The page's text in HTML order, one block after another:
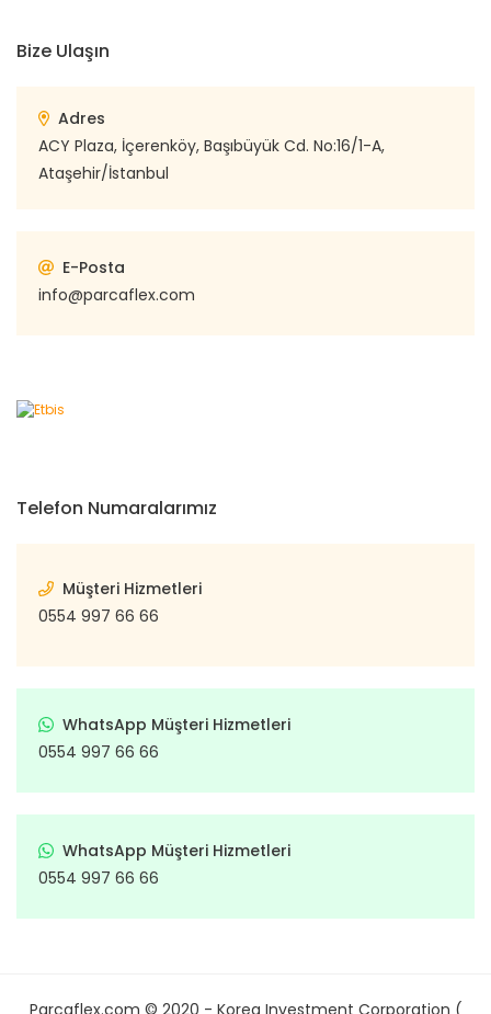
Bize Ulaşın
Adres
ACY Plaza, İçerenköy, Başıbüyük Cd. No:16/1-A,
Ataşehir/İstanbul
E-Posta
info@parcaflex.com
Telefon Numaralarımız
Müşteri Hizmetleri
0554 997 66 66
WhatsApp Müşteri Hizmetleri
0554 997 66 66
WhatsApp Müşteri Hizmetleri
0554 997 66 66
Parcaflex.com © 2020 - Korea Investment Corporation (